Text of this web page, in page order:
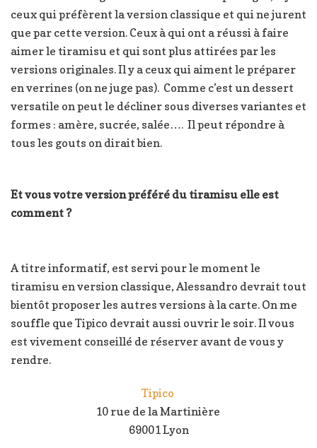
ceux qui préfèrent la version classique et qui ne jurent
que par cette version. Ceux à qui ont a réussi à faire
aimer le tiramisu et qui sont plus attirées par les
versions originales. Il y a ceux qui aiment le préparer
en verrines (on ne juge pas). Comme c’est un dessert
versatile on peut le décliner sous diverses variantes et
formes : amère, sucrée, salée…. Il peut répondre à
tous les gouts on dirait bien.
Et vous votre version préféré du tiramisu elle est
comment ?
A titre informatif, est servi pour le moment le
tiramisu en version classique, Alessandro devrait tout
bientôt proposer les autres versions à la carte. On me
souffle que Tipico devrait aussi ouvrir le soir. Il vous
est vivement conseillé de réserver avant de vous y
rendre.
Tipico
10 rue de la Martinière
69001 Lyon